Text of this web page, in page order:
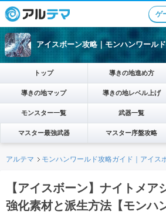
ゲ
アイスボーン攻略｜モンハンワール
トップ 導きの地進め方
導きの地マップ 導きの地レベル上げ
モンスター一覧 武器一覧
マスター最強武器 マスター序盤攻略
アルテマ モンハンワールド攻略ガイド｜アイス
【アイスボーン】ナイトメア
強化素材と派生方法【モンハ